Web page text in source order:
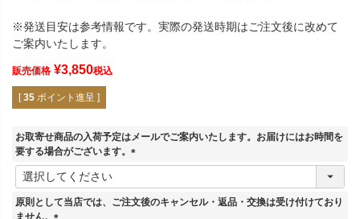
※発送目安は参考情報です。実際の発送時期はご注文後に改めて
ご案内いたします。
販売価格 ¥3,850税込
[ 35 ポイント進呈 ]
お取寄せ商品の入荷予定はメールでご案内いたします。お届けにはお時間を
要する場合がございます。
(
須
原則として当店では、ご注文後のキャンセル・返品・交換は受け付けており
ません。